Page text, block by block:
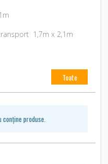
1,7m x 2,1m
Toate
conține produse.